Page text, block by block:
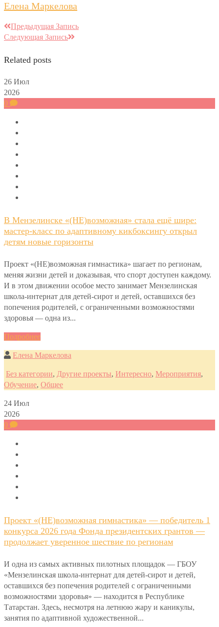
Елена Маркелова
Предыдущая Запись
Следующая Запись
Related posts
26 Июл
2026
0
В Мензелинске «(НЕ)возможная» стала ещё шире:
мастер-класс по адаптивному кикбоксингу открыл
детям новые горизонты
Проект «(НЕ)возможная гимнастика» шагает по регионам,
меняя жизни детей и доказывая, что спорт доступен каждому.
И в этом движении особое место занимает Мензелинская
школа-интернат для детей-сирот и детей, оставшихся без
попечения родителей, с ограниченными возможностями
здоровья — одна из...
Подробнее
Елена Маркелова
Без категории, Другие проекты, Интересно, Мероприятия,
Обучение, Общее
24 Июл
2026
0
Проект «(НЕ)возможная гимнастика» — победитель 1
конкурса 2026 года Фонда президентских грантов —
продолжает уверенное шествие по регионам
И одна из самых активных пилотных площадок — ГБОУ
«Мензелинская школа-интернат для детей-сирот и детей,
оставшихся без попечения родителей с ограниченными
возможностями здоровья» — находится в Республике
Татарстан. Здесь, несмотря на летнюю жару и каникулы,
занятия по адаптивной художественной...